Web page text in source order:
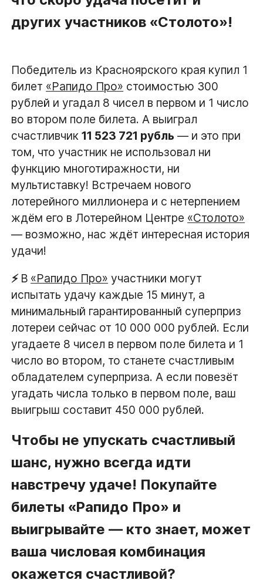
других участников «Столото»!
Победитель из Красноярского края купил 1
билет «Рапидо Про» стоимостью 300
рублей и угадал 8 чисел в первом и 1 число
во втором поле билета. А выиграл
счастливчик11 523 721 рубль — и это при
том, что участник не использовал ни
функцию многотиражности, ни
мультиставку! Встречаем нового
лотерейного миллионера и с нетерпением
ждём его в Лотерейном Центре «Столото»
— возможно, нас ждёт интересная история
удачи!
⚡️ В «Рапидо Про» участники могут
испытать удачу каждые 15 минут, а
минимальный гарантированный суперприз
лотереи сейчас от 10 000 000 рублей. Если
угадаете 8 чисел в первом поле билета и 1
число во втором, то станете счастливым
обладателем суперприза. А если повезёт
угадать числа только в первом поле, ваш
выигрыш составит 450 000 рублей.
Чтобы не упускать счастливый
шанс, нужно всегда идти
навстречу удаче! Покупайте
билеты «Рапидо Про» и
выигрывайте — кто знает, может
ваша числовая комбинация
окажется счастливой?